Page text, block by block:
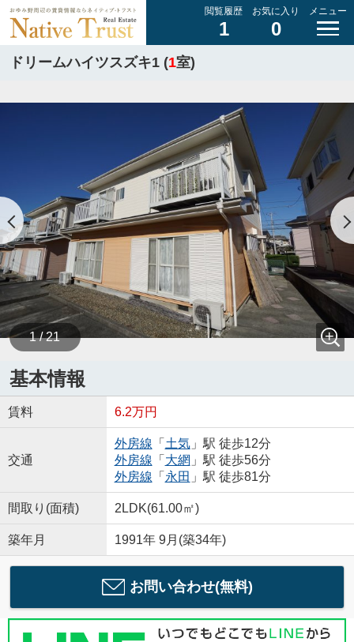
閲覧履歴
1
お気に入り
0
メニュー
ドリームハイツスズキ1 (1室)
1 / 21
基本情報
賃料 6.2万円
交通
外房線 「 土気」駅 徒歩12分
外房線 「 大網 」駅 徒歩56分
外房線 「 永田 」駅 徒歩81分
間取り(面積) 2LDK(61.00㎡)
築年月 1991年 9月(築34年)
お問い合わせ(無料)